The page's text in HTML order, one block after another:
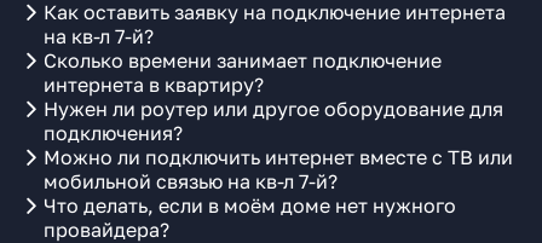
Как оставить заявку на подключение интернета
на кв-л 7-й?
Сколько времени занимает подключение
интернета в квартиру?
Нужен ли роутер или другое оборудование для
подключения?
Можно ли подключить интернет вместе с ТВ или
мобильной связью на кв-л 7-й?
Что делать, если в моём доме нет нужного
провайдера?